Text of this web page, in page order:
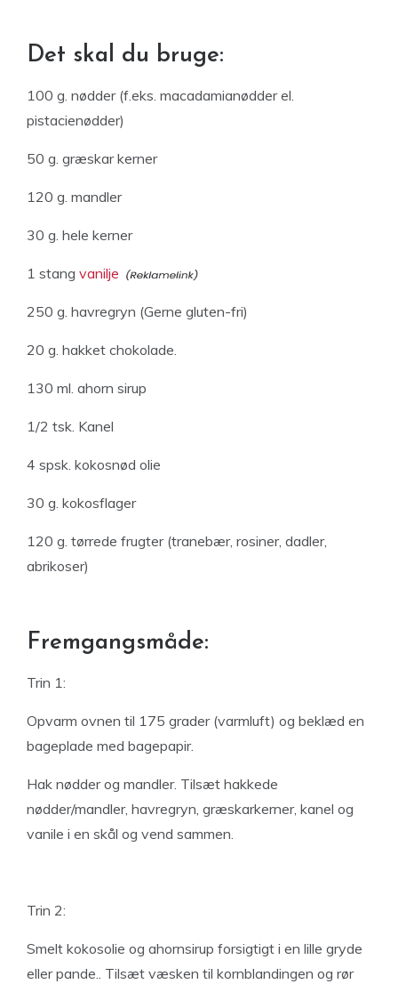
Det skal du bruge:
100 g. nødder (f.eks. macadamianødder el.
pistacienødder)
50 g. græskar kerner
120 g. mandler
30 g. hele kerner
1 stang vanilje
250 g. havregryn (Gerne gluten-fri)
20 g. hakket chokolade.
130 ml. ahorn sirup
1/2 tsk. Kanel
4 spsk. kokosnød olie
30 g. kokosflager
120 g. tørrede frugter (tranebær, rosiner, dadler,
abrikoser)
Fremgangsmåde:
Trin 1:
Opvarm ovnen til 175 grader (varmluft) og beklæd en
bageplade med bagepapir.
Hak nødder og mandler. Tilsæt hakkede
nødder/mandler, havregryn, græskarkerner, kanel og
vanile i en skål og vend sammen.
Trin 2:
Smelt kokosolie og ahornsirup forsigtigt i en lille gryde
eller pande.. Tilsæt væsken til kornblandingen og rør